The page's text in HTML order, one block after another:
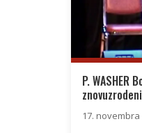
P. WASHER
17. novembra